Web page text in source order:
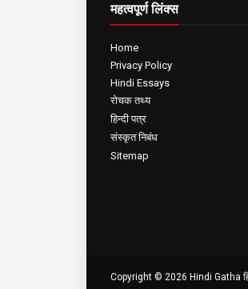
महत्वपूर्ण लिंक्स
Home
Privacy Policy
Hindi Essays
रोचक तथ्य
हिन्दी पत्र
संस्कृत निबंध
Sitemap
Copyright © 2026 Hindi Gatha